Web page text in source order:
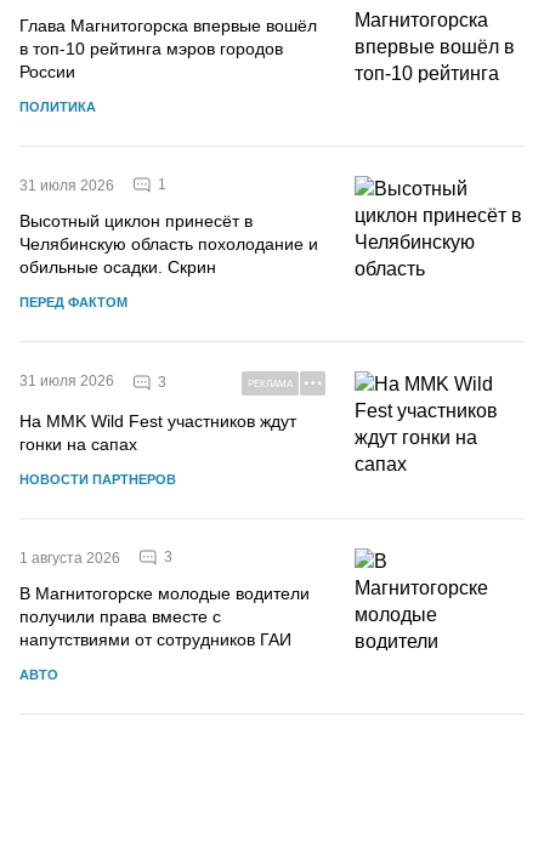
Глава Магнитогорска впервые вошёл
в топ-10 рейтинга мэров городов
России
ПОЛИТИКА
31 июля 2026 1
Высотный циклон принесёт в
Челябинскую область похолодание и
обильные осадки. Скрин
ПЕРЕД ФАКТОМ
31 июля 2026 3 РЕКЛАМА
На MMK Wild Fest участников ждут
гонки на сапах
НОВОСТИ ПАРТНЕРОВ
1 августа 2026 3
В Магнитогорске молодые водители
получили права вместе с
напутствиями от сотрудников ГАИ
АВТО